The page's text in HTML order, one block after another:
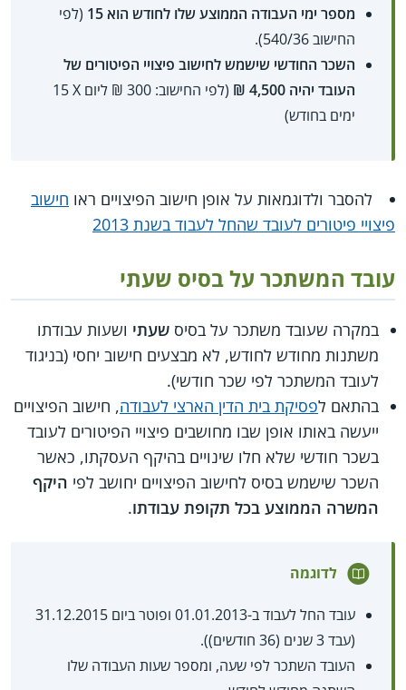
מספר ימי העבודה הממוצע שלו לחודש הוא 15
(לפי
החישוב 540/36).
השכר החודשי שישמש לחישוב פיצויי הפיטורים של
העובד יהיה 4,500 ₪
(לפי החישוב: 300 ₪ ליום X‏ 15
ימים בחודש)
להסבר ולדוגמאות על אופן חישוב הפיצויים ראו חישוב
פיצויי פיטורים לעובד שהחל לעבוד בשנת 2013
עובד המשתכר על בסיס שעתי
במקרה שעובד משתכר על בסיס שעתי ושעות עבודתו
משתנות מחודש לחודש, לא מבצעים חישוב יחסי (בניגוד
לעובד המשתכר לפי שכר חודשי).
בהתאם לפסיקת בית הדין הארצי לעבודה, חישוב הפיצויים
ייעשה באותו אופן שבו מחושבים פיצויי הפיטורים לעובד
בשכר חודשי שלא חלו שינויים בהיקף העסקתו, כאשר
השכר שישמש בסיס לחישוב הפיצויים יחושב לפי היקף
המשרה הממוצע בכל תקופת עבודתו.
לדוגמה
עובד החל לעבוד ב-01.01.2013 ופוטר ביום 31.12.2015
(עבד 3 שנים (36 חודשים)).
העובד השתכר לפי שעה, ומספר שעות העבודה שלו